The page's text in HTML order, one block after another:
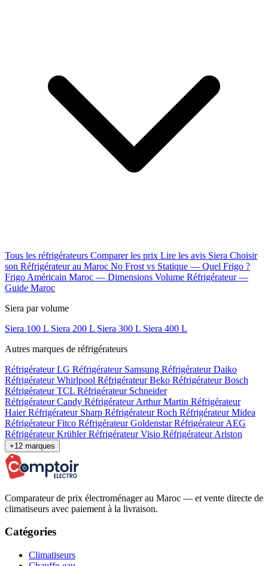
Tous les réfrigérateurs Comparer les prix Lire les avis Siera Choisir
son Réfrigérateur au Maroc No Frost vs Statique — Quel Frigo ?
Frigo Américain Maroc — Dimensions Volume Réfrigérateur —
Guide Maroc
Siera par volume
Siera 100 L Siera 200 L Siera 300 L Siera 400 L
Autres marques de réfrigérateurs
Réfrigérateur LG Réfrigérateur Samsung Réfrigérateur Daiko
Réfrigérateur Whirlpool Réfrigérateur Beko Réfrigérateur Bosch
Réfrigérateur TCL Réfrigérateur Schneider
Réfrigérateur Candy Réfrigérateur Arthur Martin Réfrigérateur
HaierRéfrigérateur Sharp Réfrigérateur Roch Réfrigérateur Midea
Réfrigérateur Fitco Réfrigérateur GoldenstarRéfrigérateur AEG
Réfrigérateur KrühlerRéfrigérateur Visio Réfrigérateur Ariston
+12 marques
Comparateur de prix électroménager au Maroc — et vente directe de
climatiseurs avec paiement à la livraison.
Catégories
Climatiseurs